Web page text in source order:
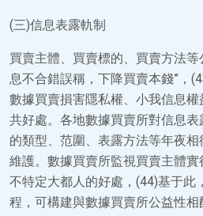
(三)信息表露軌制
買賣主體、買賣標的、買賣方法
息不合錯誤稱，下降買賣本錢”，
數據買賣損害隱私權、小我信息
共好處。各地數據買賣所對信息
的類型、范圍、表露方法等年夜
維護。數據買賣所監視買賣主體
不特定大都人的好處，(44)基于此
程，可構建與數據買賣所公益性